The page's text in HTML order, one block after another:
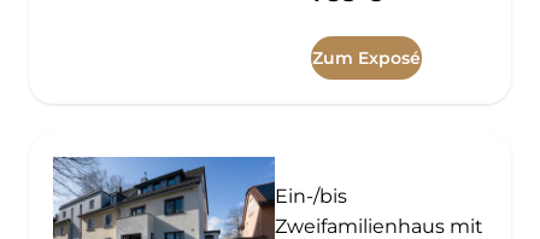
Zum Exposé
Ein-/bis
Zweifamilienhaus mit